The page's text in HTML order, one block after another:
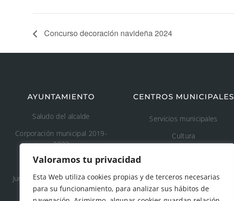
Valoramos tu privacidad
Esta Web utiliza cookies propias y de terceros necesarias
para su funcionamiento, para analizar sus hábitos de
Concurso decoración navideña 2024
AYUNTAMIENTO
Saludo del alcalde
Corporación municipal 2019-
2023
Concejalía 2019-2023
Junta de Gobierno Local 2019-
2023
CENTROS MUNICIPALES
Servicios municipales
Cultura
Áreas recreativas